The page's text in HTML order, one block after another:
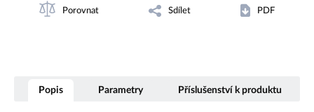
Porovnat Sdílet PDF
Popis Parametry Příslušenství k produktu